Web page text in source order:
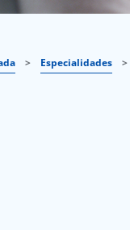
> Especialidades >